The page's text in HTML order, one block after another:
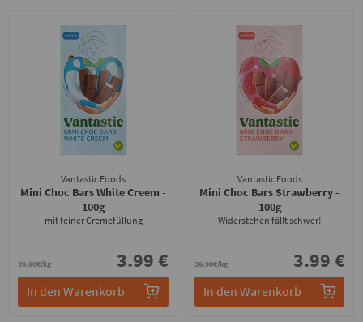
Vantastic Foods
Mini Choc Bars White Creem-
100g
mit feiner Cremefüllung
39.90€/kg 3.99 €
In den Warenkorb
Vantastic Foods
Mini Choc Bars Strawberry-
100g
Widerstehen fällt schwer!
39.90€/kg 3.99 €
In den Warenkorb